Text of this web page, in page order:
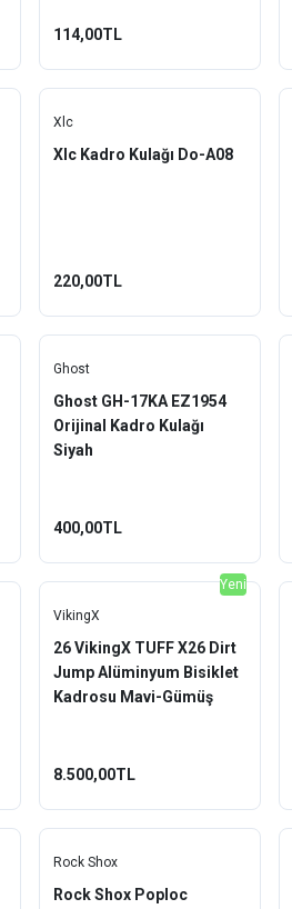
114,00TL
Xlc
Xlc Kadro Kulağı Do-A08
220,00TL
Ghost
Ghost GH-17KA EZ1954
Orijinal Kadro Kulağı
Siyah
400,00TL
Yeni
VikingX
26 VikingX TUFF X26 Dirt
Jump Alüminyum Bisiklet
Kadrosu Mavi-Gümüş
8.500,00TL
Rock Shox
Rock Shox Poploc